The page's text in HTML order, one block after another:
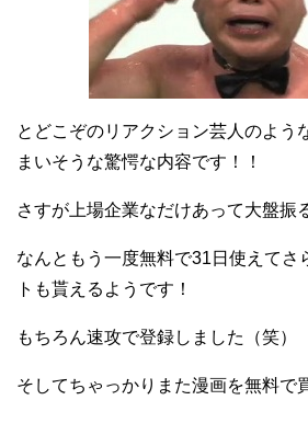
とどこぞのリアクション芸人のよう
まいそうな驚愕な内容です！！
さすが上場企業なだけあって大盤振
なんともう一度無料で31日使えてさ
トも貰えるようです！
もちろん速攻で登録しました（笑）
そしてちゃっかりまた漫画を無料で